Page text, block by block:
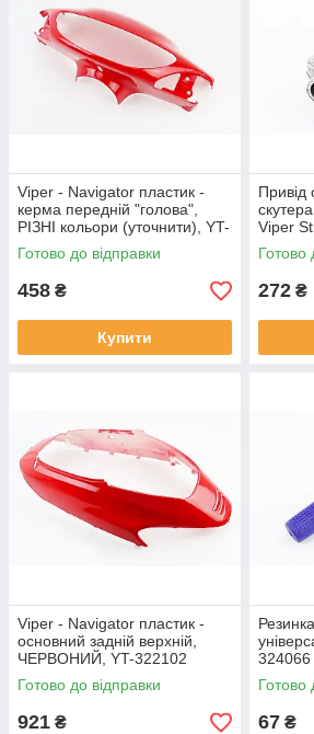
Viper - Navigator пластик -
керма передній "голова",
РІЗНІ кольори (уточнити), YT-
322014
Готово до відправки
458 ₴
Купити
Привід
Viper
328025
Готово
272 ₴
Viper - Navigator пластик -
основний задній верхній,
ЧЕРВОНИЙ, YT-322102
Готово до відправки
921 ₴
324066
Готово
67 ₴